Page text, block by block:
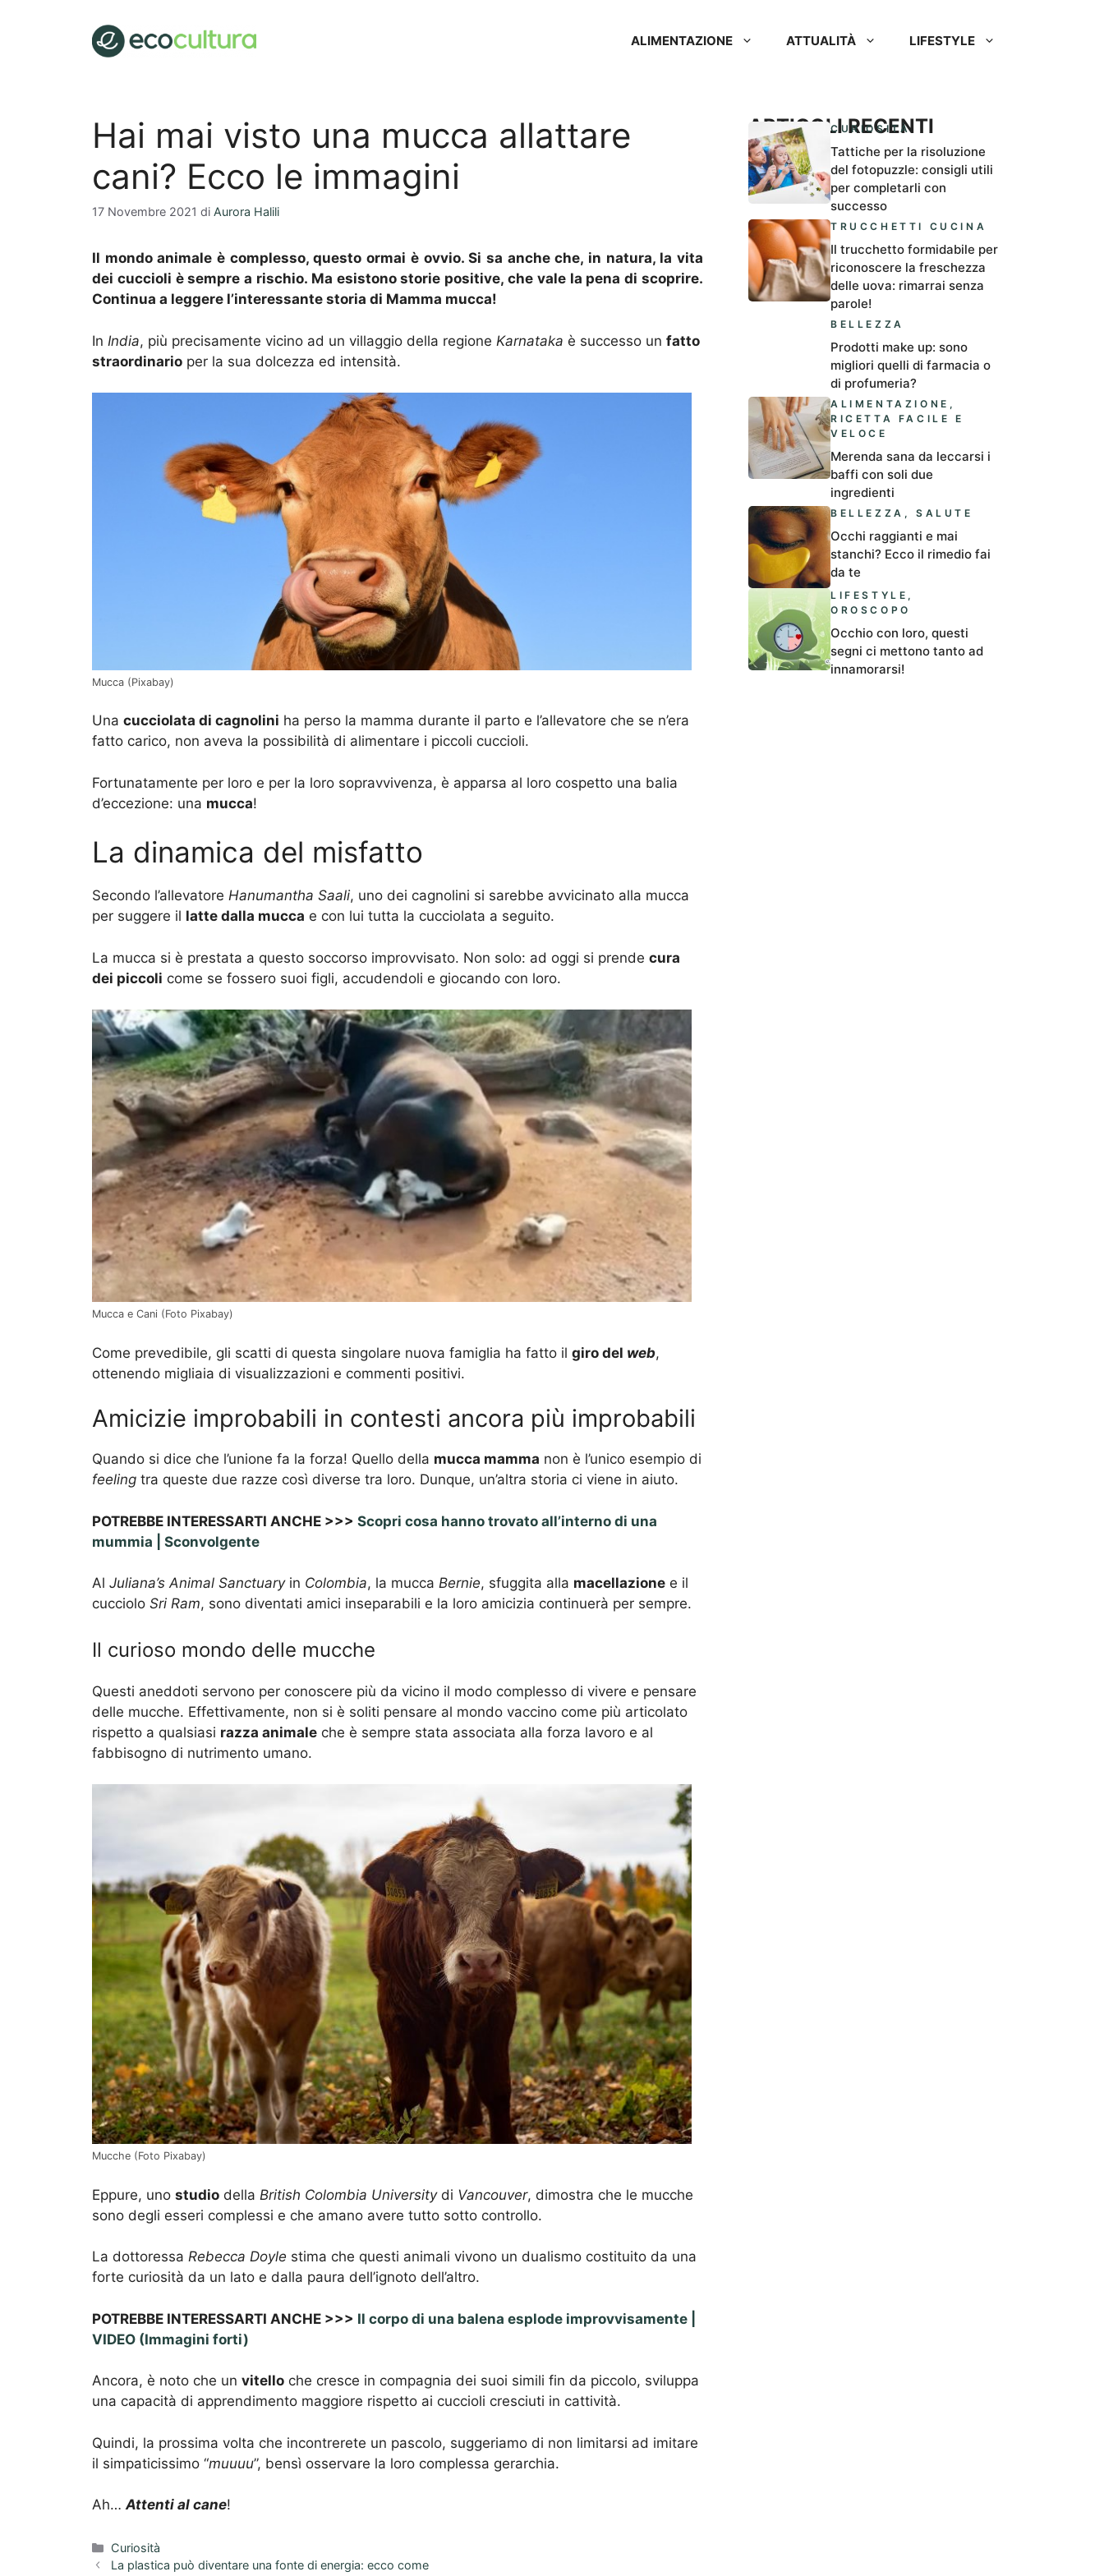
ALIMENTAZIONE ATTUALITÀ LIFESTYLE
Hai mai visto una mucca allattare
cani? Ecco le immagini
17 Novembre 2021 di Aurora Halili
Il mondo animale è complesso, questo ormai è ovvio. Si sa anche che, in natura, la vita
dei cuccioli è sempre a rischio. Ma esistono storie positive, che vale la pena di scoprire.
Continua a leggere l’interessante storia di Mamma mucca!
In India, più precisamente vicino ad un villaggio della regione Karnataka è successo un fatto
straordinario per la sua dolcezza ed intensità.
Mucca (Pixabay)
Una cucciolata di cagnolini ha perso la mamma durante il parto e l’allevatore che se n’era
fatto carico, non aveva la possibilità di alimentare i piccoli cuccioli.
Fortunatamente per loro e per la loro sopravvivenza, è apparsa al loro cospetto una balia
d’eccezione: una mucca!
La dinamica del misfatto
Secondo l’allevatore Hanumantha Saali, uno dei cagnolini si sarebbe avvicinato alla mucca
per suggere il latte dalla mucca e con lui tutta la cucciolata a seguito.
La mucca si è prestata a questo soccorso improvvisato. Non solo: ad oggi si prende cura
dei piccoli come se fossero suoi figli, accudendoli e giocando con loro.
Mucca e Cani (Foto Pixabay)
Come prevedibile, gli scatti di questa singolare nuova famiglia ha fatto il giro del web,
ottenendo migliaia di visualizzazioni e commenti positivi.
Amicizie improbabili in contesti ancora più improbabili
Quando si dice che l’unione fa la forza! Quello della mucca mamma non è l’unico esempio di
feeling tra queste due razze così diverse tra loro. Dunque, un’altra storia ci viene in aiuto.
POTREBBE INTERESSARTI ANCHE >>> Scopri cosa hanno trovato all’interno di una
mummia | Sconvolgente
Al Juliana’s Animal Sanctuaryin Colombia, la mucca Bernie, sfuggita alla macellazione e il
cucciolo Sri Ram, sono diventati amici inseparabili e la loro amicizia continuerà per sempre.
Il curioso mondo delle mucche
Questi aneddoti servono per conoscere più da vicino il modo complesso di vivere e pensare
delle mucche. Effettivamente, non si è soliti pensare al mondo vaccino come più articolato
rispetto a qualsiasi razza animale che è sempre stata associata alla forza lavoro e al
fabbisogno di nutrimento umano.
Mucche (Foto Pixabay)
Eppure, uno studio della British Colombia Universitydi Vancouver, dimostra che le mucche
sono degli esseri complessi e che amano avere tutto sotto controllo.
La dottoressa Rebecca Doyle stima che questi animali vivono un dualismo costituito da una
forte curiosità da un lato e dalla paura dell’ignoto dell’altro.
POTREBBE INTERESSARTI ANCHE >>> Il corpo di una balena esplode improvvisamente |
VIDEO (Immagini forti)
Ancora, è noto che un vitello che cresce in compagnia dei suoi simili fin da piccolo, sviluppa
una capacità di apprendimento maggiore rispetto ai cuccioli cresciuti in cattività.
Quindi, la prossima volta che incontrerete un pascolo, suggeriamo di non limitarsi ad imitare
il simpaticissimo “muuuu”, bensì osservare la loro complessa gerarchia.
Ah…Attenti al cane!
Categorie
Curiosità
La plastica può diventare una fonte di energia: ecco come
ARTICOLI RECENTI
CURIOSITÀ
Tattiche per la risoluzione
del fotopuzzle: consigli utili
per completarli con
successo
TRUCCHETTI CUCINA
Il trucchetto formidabile per
riconoscere la freschezza
delle uova: rimarrai senza
parole!
BELLEZZA
Prodotti make up: sono
migliori quelli di farmacia o
di profumeria?
ALIMENTAZIONE ,
RICETTA FACILE E
VELOCE
Merenda sana da leccarsi i
baffi con soli due
ingredienti
BELLEZZA ,SALUTE
Occhi raggianti e mai
stanchi? Ecco il rimedio fai
da te
LIFESTYLE ,
OROSCOPO
Occhio con loro, questi
segni ci mettono tanto ad
innamorarsi!